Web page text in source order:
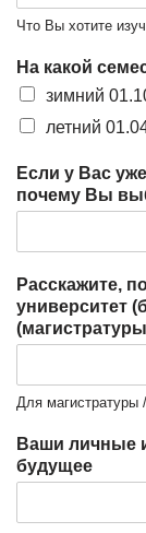
Что Вы хотите
На какой
зимний
летний
Если у Вас
почему Вы
Расскажите,
университет
Для магистратуры
Ваши личные
будущее